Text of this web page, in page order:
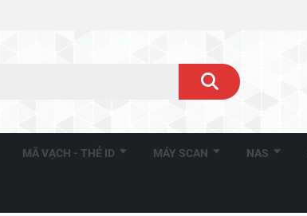
MÃ VẠCH - THẺ ID MÁY SCAN NAS